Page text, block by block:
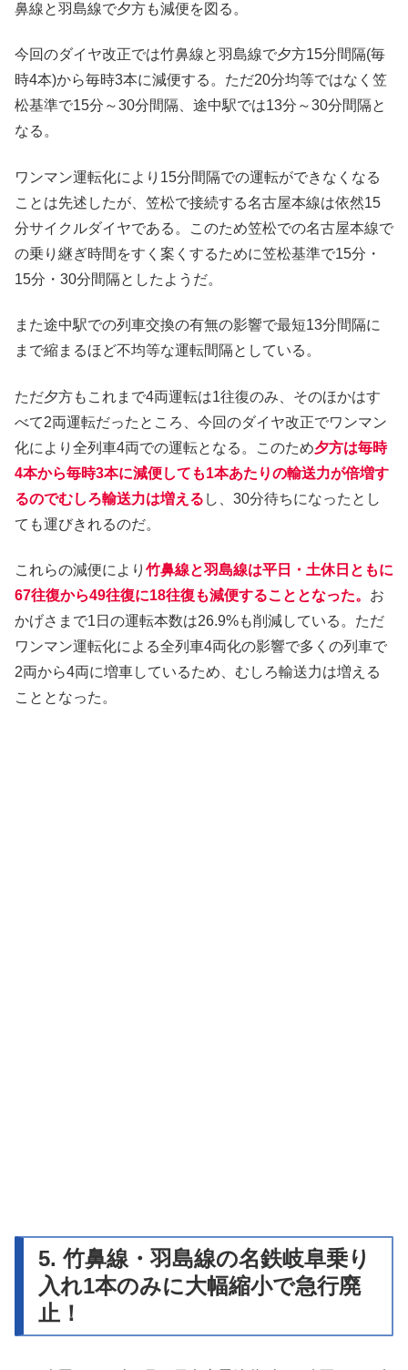
鼻線と羽島線で夕方も減便を図る。
今回のダイヤ改正では竹鼻線と羽島線で夕方15分間隔(毎
時4本)から毎時3本に減便する。ただ20分均等ではなく笠
松基準で15分～30分間隔、途中駅では13分～30分間隔と
なる。
ワンマン運転化により15分間隔での運転ができなくなる
ことは先述したが、笠松で接続する名古屋本線は依然15
分サイクルダイヤである。このため笠松での名古屋本線で
の乗り継ぎ時間をすく案くするために笠松基準で15分・
15分・30分間隔としたようだ。
また途中駅での列車交換の有無の影響で最短13分間隔に
まで縮まるほど不均等な運転間隔としている。
ただ夕方もこれまで4両運転は1往復のみ、そのほかはす
べて2両運転だったところ、今回のダイヤ改正でワンマン
化により全列車4両での運転となる。このため夕方は毎時
4本から毎時3本に減便しても1本あたりの輸送力が倍増す
るのでむしろ輸送力は増える し、30分待ちになったとし
ても運びきれるのだ。
これらの減便により 竹鼻線と羽島線は平日・土休日ともに
67往復から49往復に18往復も減便することとなった。 お
かげさまで1日の運転本数は26.9%も削減している。ただ
ワンマン運転化による全列車4両化の影響で多くの列車で
2両から4両に増車しているため、むしろ輸送力は増える
こととなった。
5. 竹鼻線・羽島線の名鉄岐阜乗り
入れ1本のみに大幅縮小で急行廃
止！